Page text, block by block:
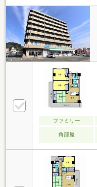
ファミリー
角部屋